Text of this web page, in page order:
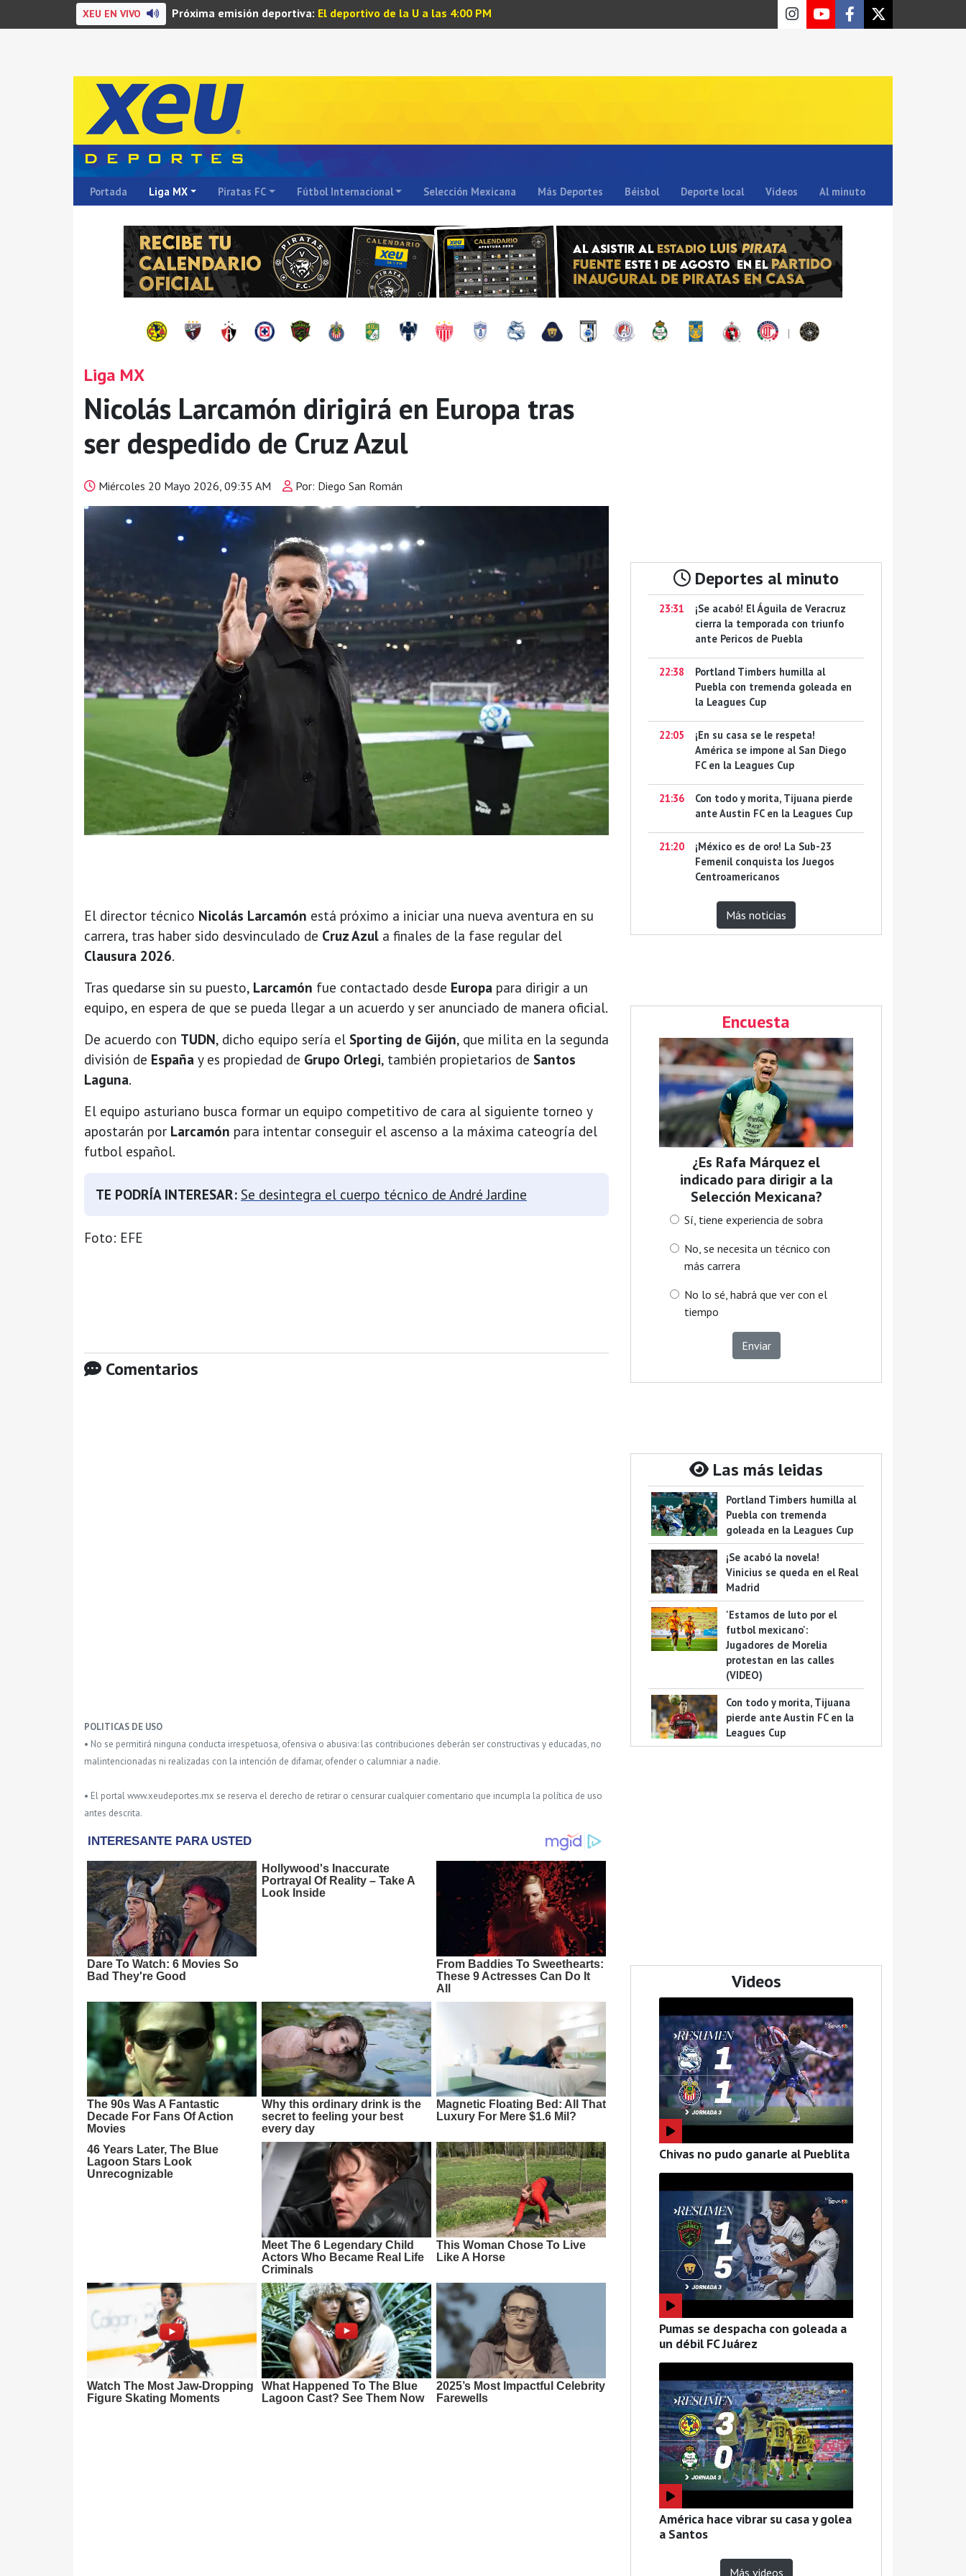
XEU EN VIVO Próxima emisión deportiva: El deportivo de la U a las 4:00 PM
Portada Liga MX Piratas FC Fútbol Internacional Selección Mexicana Más Deportes Béisbol Deporte local Videos Al minuto
|
Liga MX
Nicolás Larcamón dirigirá en Europa tras
ser despedido de Cruz Azul
Miércoles 20 Mayo 2026, 09:35 AM Por: Diego San Román
El director técnico Nicolás Larcamón está próximo a iniciar una nueva aventura en su
carrera, tras haber sido desvinculado de Cruz Azul a finales de la fase regular del
Clausura 2026.
Tras quedarse sin su puesto, Larcamón fue contactado desde Europa para dirigir a un
equipo, en espera de que se pueda llegar a un acuerdo y ser anunciado de manera oficial.
De acuerdo con TUDN, dicho equipo sería el Sporting de Gijón, que milita en la segunda
división de España y es propiedad de Grupo Orlegi, también propietarios de Santos
Laguna.
El equipo asturiano busca formar un equipo competitivo de cara al siguiente torneo y
apostarán por Larcamón para intentar conseguir el ascenso a la máxima cateogría del
futbol español.
TE PODRÍA INTERESAR: Se desintegra el cuerpo técnico de André Jardine
Foto: EFE
Comentarios
POLITICAS DE USO
• No se permitirá ninguna conducta irrespetuosa, ofensiva o abusiva: las contribuciones deberán ser constructivas y educadas, no
malintencionadas ni realizadas con la intención de difamar, ofender o calumniar a nadie.
• El portal www.xeudeportes.mx se reserva el derecho de retirar o censurar cualquier comentario que incumpla la política de uso
antes descrita.
Deportes al minuto
23:31
¡Se acabó! El Águila de Veracruz
cierra la temporada con triunfo
ante Pericos de Puebla
22:38
Portland Timbers humilla al
Puebla con tremenda goleada en
la Leagues Cup
22:05
¡En su casa se le respeta!
América se impone al San Diego
FC en la Leagues Cup
21:36
Con todo y morita, Tijuana pierde
ante Austin FC en la Leagues Cup
21:20
¡México es de oro! La Sub-23
Femenil conquista los Juegos
Centroamericanos
Más noticias
Encuesta
¿Es Rafa Márquez el
indicado para dirigir a la
Selección Mexicana?
Sí, tiene experiencia de sobra
No, se necesita un técnico con
más carrera
No lo sé, habrá que ver con el
tiempo
Enviar
Las más leidas
Portland Timbers humilla al
Puebla con tremenda
goleada en la Leagues Cup
¡Se acabó la novela!
Vinicius se queda en el Real
Madrid
'Estamos de luto por el
futbol mexicano':
Jugadores de Morelia
protestan en las calles
(VIDEO)
Con todo y morita, Tijuana
pierde ante Austin FC en la
Leagues Cup
Videos
Chivas no pudo ganarle al Pueblita
Pumas se despacha con goleada a
un débil FC Juárez
América hace vibrar su casa y golea
a Santos
Más videos